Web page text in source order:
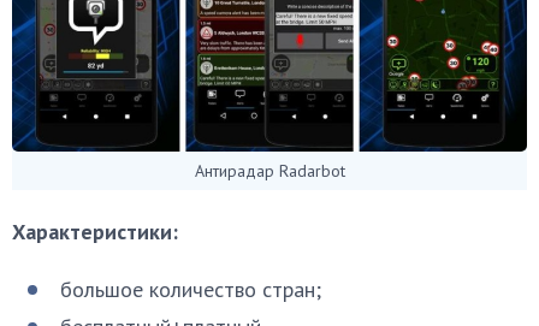
Антирадар Radarbot
Характеристики:
большое количество стран;